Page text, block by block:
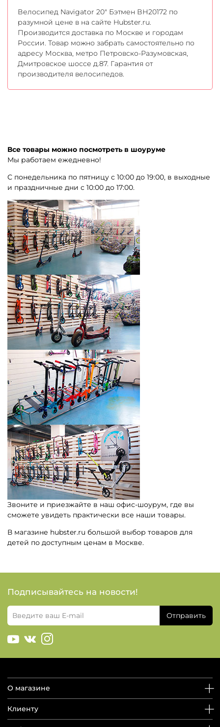
Велосипед Navigator 20" Бэтмен ВН20172 по
разумной цене в на сайте Hubster.ru.
Производится доставка по Москве и городам
России. Товар можно забрать самостоятельно по
адресу Москва, метро Петровско-Разумовская,
Дмитровское шоссе д.87. Гарантия от
производителя велосипедов.
Все товары можно посмотреть в шоуруме
Мы работаем ежедневно!
С понедельника по пятницу с 10:00 до 19:00, в выходные
и праздничные дни с 10:00 до 17:00.
Звоните и приезжайте в наш офис-шоурум, где вы
сможете увидеть практически все наши товары.
В магазине hubster.ru большой выбор товаров для
детей по доступным ценам в Москве.
Подписывайтесь на новости!
Отправить
О магазине
Клиенту